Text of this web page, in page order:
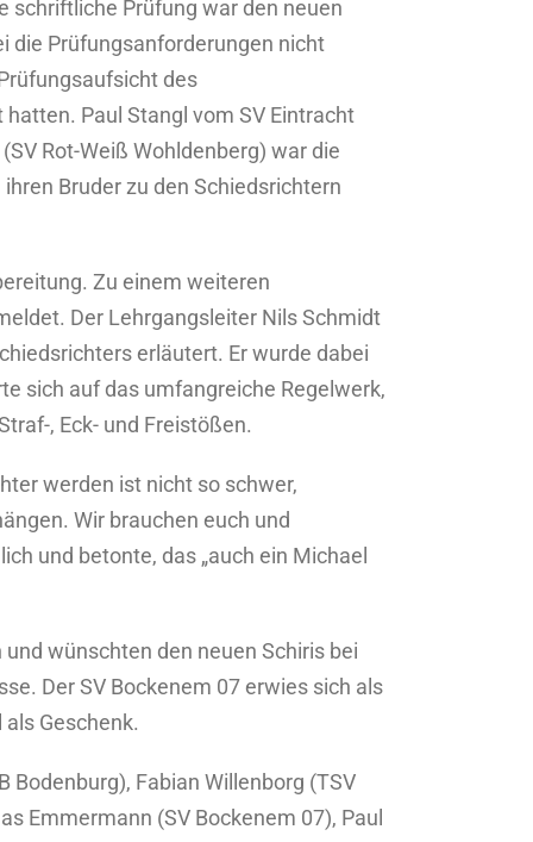
schriftliche Prüfung war den neuen
die Prüfungsanforderungen nicht
des
Paul Stangl vom SV Eintracht
Rot-Weiß Wohldenberg) war die
Bruder zu den Schiedsrichtern
Zu einem weiteren
Der Lehrgangsleiter Nils Schmidt
erläutert. Er wurde dabei
sich auf das umfangreiche Regelwerk,
, Eck- und Freistößen.
werden ist nicht so schwer,
Wir brauchen euch und
und betonte, das „auch ein Michael
wünschten den neuen Schiris bei
Der SV Bockenem 07 erwies sich als
Geschenk.
Bodenburg), Fabian Willenborg (TSV
Emmermann (SV Bockenem 07), Paul